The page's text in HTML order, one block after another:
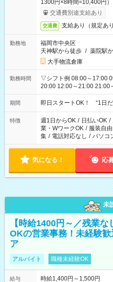
1300円×8時間=10,400円）
交通費別途支給あり
交通費 支給あり（規定あり
勤務地
福岡市中央区
天神駅から徒歩 / 薬院駅
大手物流倉庫
勤務時間
▽シフト例 08:00～17:00
20:00 12:00～21:00 21:00～翌6:00...などその他にも沢山時間が
ございます！ 基本は実働8時間（休憩1時間）がメインですが、
他にもご希望があればご相
期間 即日スタートOK！ “1日だ
特徴 週1日からOK / 日払いOK /
業・WワークOK / 服装自由
集 / 電話対応なし / パソコ
気になる！ 応
未
【時給1400円～／残業
OKの営業事務！未経験
ア
アルバイト 職種未経験OK
給与
時給1,400円～1,500円